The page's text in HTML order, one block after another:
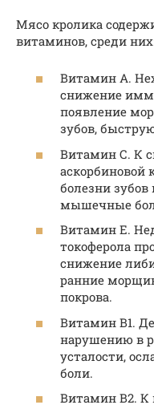
Мясо кролика
витаминов, среди
Витамин А.
снижение
появление
зубов,
Витамин С. К
аскорбиновой
болезни зубов
мышечные
Витамин Е.
токоферола
снижение
ранние
покрова.
Витамин В1.
нарушению в
усталости,
боли.
Витамин В2. К